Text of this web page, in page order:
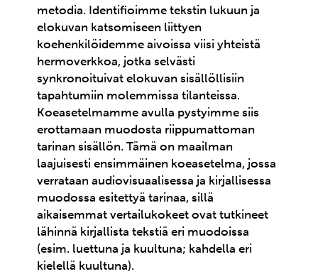
metodia. Identifioimme tekstin lukuun ja
elokuvan katsomiseen liittyen
koehenkilöidemme aivoissa viisi yhteistä
hermoverkkoa, jotka selvästi
synkronoituivat elokuvan sisällöllisiin
tapahtumiin molemmissa tilanteissa.
Koeasetelmamme avulla pystyimme siis
erottamaan muodosta riippumattoman
tarinan sisällön. Tämä on maailman
laajuisesti ensimmäinen koeasetelma, jossa
verrataan audiovisuaalisessa ja kirjallisessa
muodossa esitettyä tarinaa, sillä
aikaisemmat vertailukokeet ovat tutkineet
lähinnä kirjallista tekstiä eri muodoissa
(esim. luettuna ja kuultuna; kahdella eri
kielellä kuultuna).